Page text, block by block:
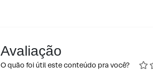
Avaliação
O quão foi útil este conteúdo pra você?